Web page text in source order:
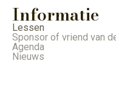
Informatie
Lessen
Sponsor of vriend van
Agenda
Nieuws